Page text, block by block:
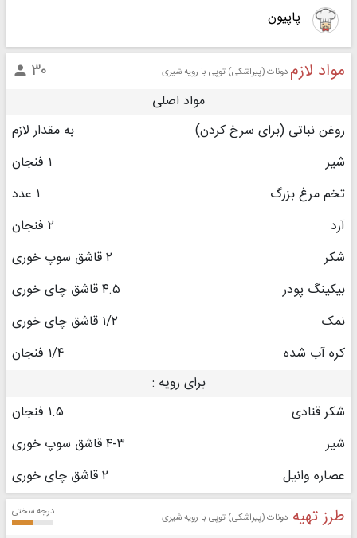
پاپیون
مواد لازم دونات (پیراشکی) توپی با رویه شیری ۳۰ 
مواد اصلی
روغن نباتی (برای سرخ کردن)
به مقدار لازم
شیر
۱ فنجان
تخم مرغ بزرگ
۱ عدد
آرد
۲ فنجان
شکر
۲ قاشق سوپ خوری
بیکینگ پودر
۴.۵ قاشق چای خوری
نمک
۱/۲ قاشق چای خوری
کره آب شده
۱/۴ فنجان
برای رویه :
شکر قنادی
۱.۵ فنجان
شیر
۴-۳ قاشق سوپ خوری
عصاره وانیل
۲ قاشق چای خوری
طرز تهیه دونات (پیراشکی) توپی با رویه شیری درجه سختی